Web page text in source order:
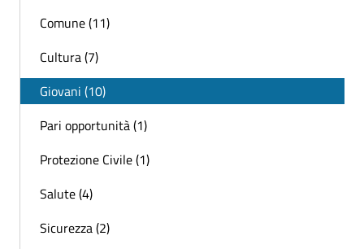
Comune (11)
Cultura (7)
Giovani (10)
Pari opportunità (1)
Protezione Civile (1)
Salute (4)
Sicurezza (2)